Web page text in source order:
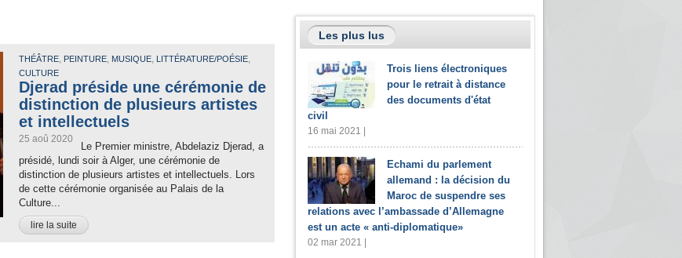
THÉÂTRE, PEINTURE, MUSIQUE, LITTÉRATURE/POÉSIE,
CULTURE
Djerad préside une cérémonie de
distinction de plusieurs artistes
et intellectuels
25 aoû 2020
Le Premier ministre, Abdelaziz Djerad, a
présidé, lundi soir à Alger, une cérémonie de
distinction de plusieurs artistes et intellectuels. Lors
de cette cérémonie organisée au Palais de la
Culture...
lire la suite
Les plus lus
Trois liens électroniques
pour le retrait à distance
des documents d'état
civil
16 mai 2021 |
Echami du parlement
allemand : la décision du
Maroc de suspendre ses
relations avec l’ambassade d’Allemagne
est un acte « anti-diplomatique»
02 mar 2021 |